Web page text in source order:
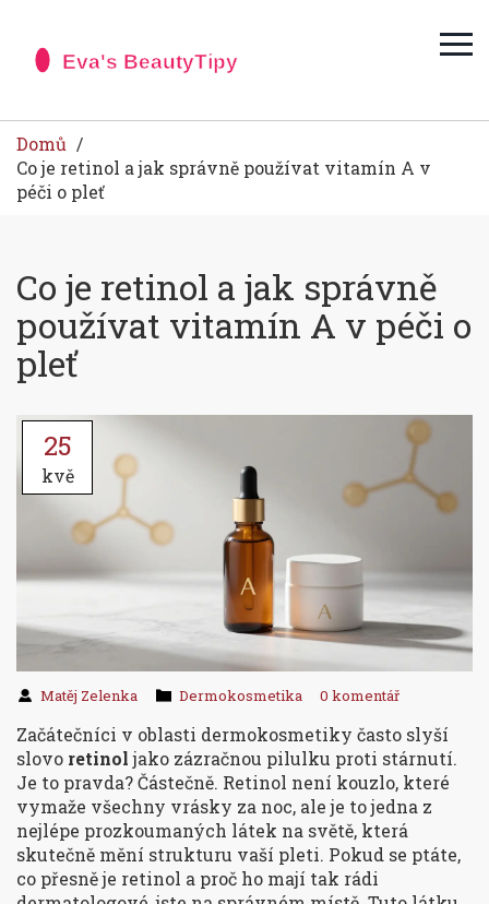
Domů
Co je retinol a jak správně používat vitamín A v
péči o pleť
Co je retinol a jak správně
používat vitamín A v péči o
pleť
25
kvě
Matěj Zelenka Dermokosmetika 0 komentář
Začátečníci v oblasti dermokosmetiky často slyší
slovo retinoljako zázračnou pilulku proti stárnutí.
Je to pravda? Částečně. Retinol není kouzlo, které
vymaže všechny vrásky za noc, ale je to jedna z
nejlépe prozkoumaných látek na světě, která
skutečně mění strukturu vaší pleti. Pokud se ptáte,
co přesně je retinol a proč ho mají tak rádi